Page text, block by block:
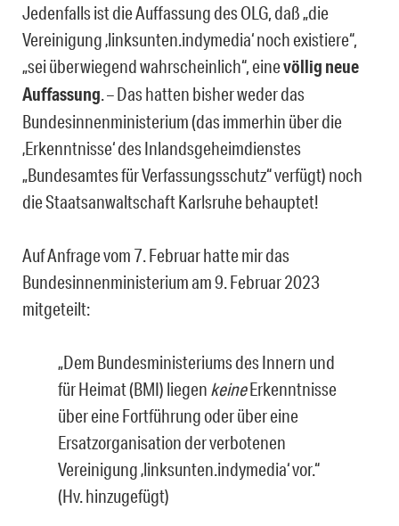
Jedenfalls ist die Auffassung des OLG, daß „die
Vereinigung ‚linksunten.indymedia‘ noch existiere“,
„sei überwiegend wahrscheinlich“, einevöllig neue
Auffassung. – Das hatten bisher weder das
Bundesinnenministerium (das immerhin über die
‚Erkenntnisse‘ des Inlandsgeheimdienstes
„Bundesamtes für Verfassungsschutz“ verfügt) noch
die Staatsanwaltschaft Karlsruhe behauptet!
Auf Anfrage vom 7. Februar hatte mir das
Bundesinnenministerium am 9. Februar 2023
mitgeteilt:
„Dem Bundesministeriums des Innern und
für Heimat (BMI) liegen keineErkenntnisse
über eine Fortführung oder über eine
Ersatzorganisation der verbotenen
Vereinigung ‚linksunten.indymedia‘ vor.“
(Hv. hinzugefügt)